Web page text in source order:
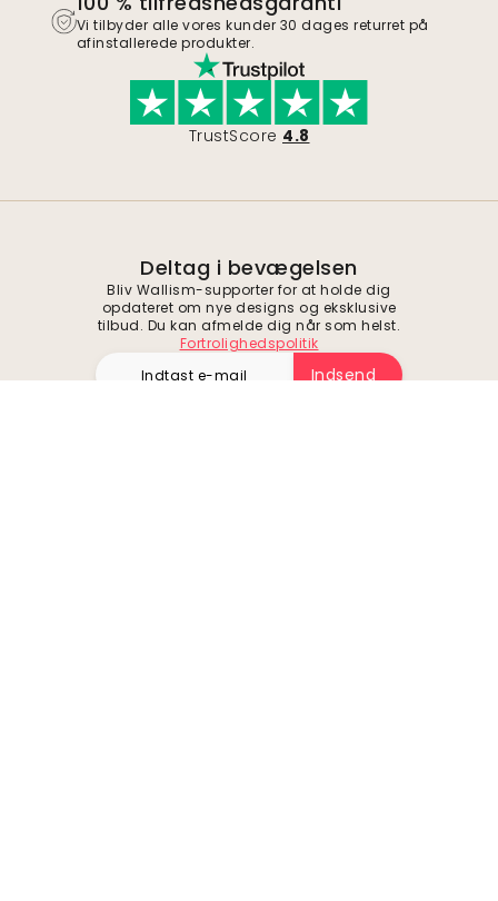
Vi tilbyder alle vores kunder 30 dages returret på
afinstallerede produkter.
TrustScore 4.8
Deltag i bevægelsen
Bliv Wallism-supporter for at holde dig
opdateret om nye designs og eksklusive
tilbud. Du kan afmelde dig når som helst.
Fortrolighedspolitik
Indsend